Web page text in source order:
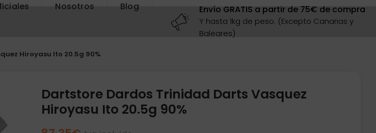
Nosotros Blog Envío GRATIS a partir de 75€ de compra
Y hasta 1kg de peso. (Excepto Canarias y
Baleares)
Hiroyasu Ito 20.5g 90%
Dartstore Dardos Trinidad Darts Vasquez
Hiroyasu Ito 20.5g 90%